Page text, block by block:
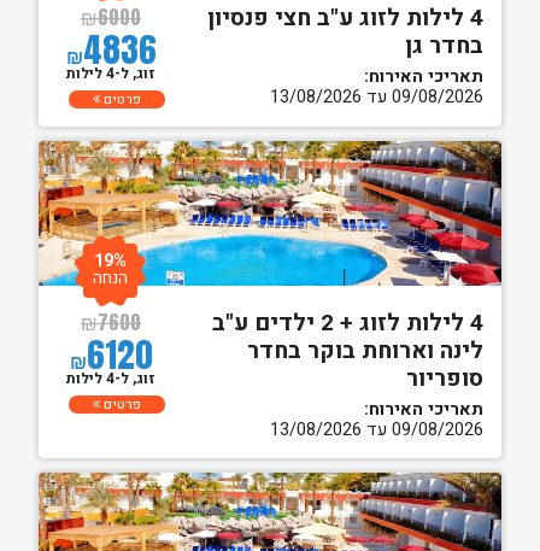
4 לילות לזוג ע"ב חצי פנסיון
בחדר גן
תאריכי האירוח:
09/08/2026 עד 13/08/2026
₪6000
₪4836
זוג, ל-4 לילות
פרטים
4 לילות לזוג + 2 ילדים ע"ב
לינה וארוחת בוקר בחדר
סופריור
תאריכי האירוח:
09/08/2026 עד 13/08/2026
₪7600
₪6120
19%
הנחה
זוג, ל-4 לילות
פרטים